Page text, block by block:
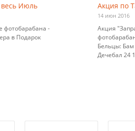
весь Июль
фотобарабана -
в Подарок
Акция по
14 июн 2016
Акция
Бельцы: Бам
Дечебал 24